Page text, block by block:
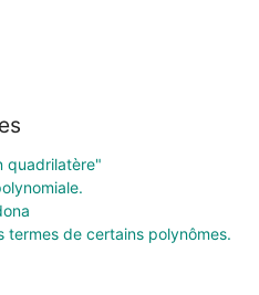
quadrilatère"
termes de certains polynômes.